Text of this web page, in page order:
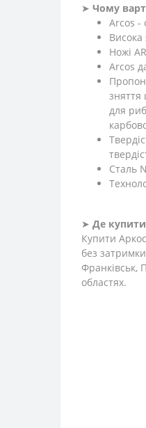
➤ Чому
Arcos -
Висока
Ножі
Arcos
зняття
для
Сталь
➤ Де
Купити
без
Франківськ,
областях.